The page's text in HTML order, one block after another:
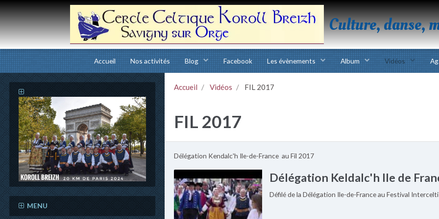
Culture, danse,
Accueil Nos activités Blog Facebook Les évènements Album Vidéos
Accueil Vidéos FIL 2017
FIL 2017
Délégation Kendalc'h Ile-de-France au Fil 2017
Délégation Keldalc'h Ile de
Défilé de la Délégation Ile-de-France au Festival
MENU